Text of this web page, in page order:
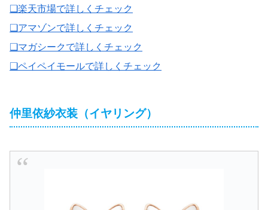
❑楽天市場で詳しくチェック
❑アマゾンで詳しくチェック
❑マガシークで詳しくチェック
❑ペイペイモールで詳しくチェック
仲里依紗衣装（イヤリング）